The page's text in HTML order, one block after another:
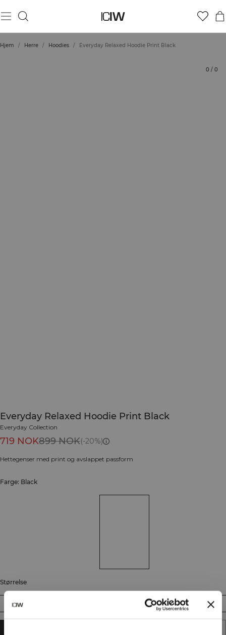
Hjem / Herre / Hoodies / Everyday Relaxed Hoodie Print Black
0 / 0
Everyday Relaxed Hoodie Print Black
Everyday Collection
719 NOK899 NOK(-20%)
Hettegenser med print og avslappet passform
Farge: Black
Størrelse
S XL XXL